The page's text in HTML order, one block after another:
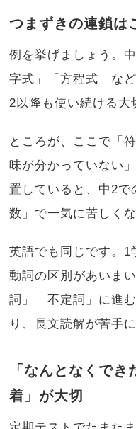
つまずきの連鎖は
例を挙げましょう。
字式」「方程式」な
2以降も使い続ける大
ところが、ここで「
味が分かっていない
置していると、中2で
数」で一気に苦しくな
英語でも同じです。1
動詞の区別があいま
詞」「不定詞」に進
り、長文読解が苦手
「なんとなくで
着」が大切